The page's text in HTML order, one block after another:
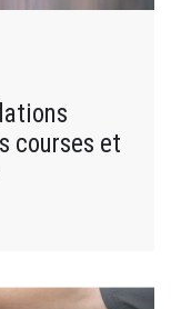
courses et